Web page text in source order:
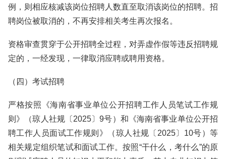
例，则相应核减该岗位招聘人数直至取消该岗位的招聘。招
聘岗位被取消的，不再安排相关考生再次报名。
资格审查贯穿于公开招聘全过程，对弄虚作假等违反招聘规
定的，一经发现，一律取消应聘或聘用资格。
（四）考试招聘
严格按照《海南省事业单位公开招聘工作人员笔试工作规
则》（琼人社规〔2025〕9号）和《海南省事业单位公开招
聘工作人员面试工作规则》（琼人社规〔2025〕10号）等
相关规定组织笔试和面试工作。按照“干什么，考什么”的原